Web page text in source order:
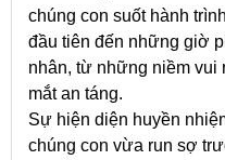
chúng con suốt hành
đầu tiên đến những giờ
nhân, từ những niềm
mắt an táng.
Sự hiện diện huyền
chúng con vừa run sợ